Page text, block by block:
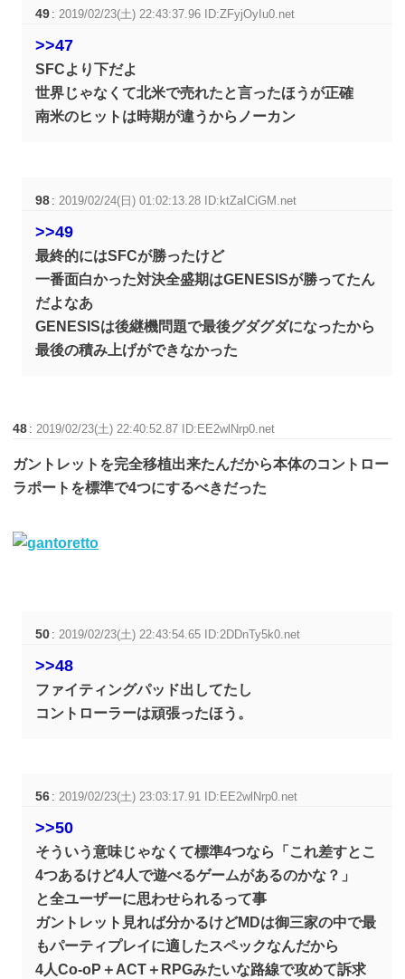
49 :2019/02/23(土) 22:43:37.96 ID:ZFyjOyIu0.net
>>47
SFCより下だよ
世界じゃなくて北米で売れたと言ったほうが正確
南米のヒットは時期が違うからノーカン
98 : 2019/02/24(日) 01:02:13.28 ID:ktZaICiGM.net
>>49
最終的にはSFCが勝ったけど
一番面白かった対決全盛期はGENESISが勝ってたん
だよなあ
GENESISは後継機問題で最後グダグダになったから
最後の積み上げができなかった
48 : 2019/02/23(土) 22:40:52.87 ID:EE2wlNrp0.net
ガントレットを完全移植出来たんだから本体のコントロー
ラポートを標準で4つにするべきだった
50 : 2019/02/23(土) 22:43:54.65 ID:2DDnTy5k0.net
>>48
ファイティングパッド出してたし
コントローラーは頑張ったほう。
56 : 2019/02/23(土) 23:03:17.91 ID:EE2wlNrp0.net
>>50
そういう意味じゃなくて標準4つなら「これ差すとこ
4つあるけど4人で遊べるゲームがあるのかな？」
と全ユーザーに思わせられるって事
ガントレット見れば分かるけどMDは御三家の中で最
もパーティプレイに適したスペックなんだから
4人Co-oP＋ACT＋RPGみたいな路線で攻めて訴求